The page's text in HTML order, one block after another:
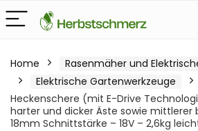
Home
Rasenmäher und
Elektrische Gartenwerkzeuge
Heckenschere (mit E-Drive
harter und dicker Äste sowie mittlerer
18mm Schnittstärke – 18V – 2,6kg